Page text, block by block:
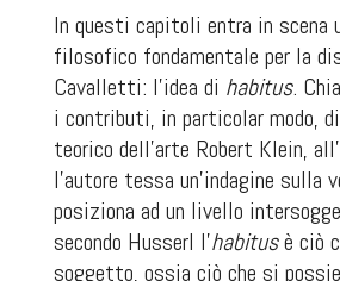
In questi capitoli entra in scena
filosofico fondamentale per la
Cavalletti: l’idea di habitus.
i contributi, in particolar modo,
teorico dell’arte Robert Klein,
l’autore tessa un’indagine sulla
posiziona ad un livello
secondo Husserl l’habitusè ciò
soggetto, ossia ciò che si